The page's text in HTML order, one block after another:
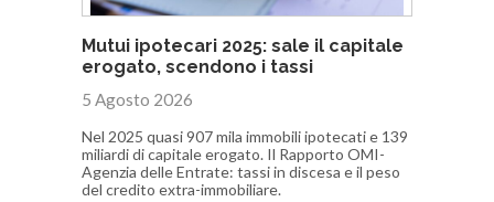
Mutui ipotecari 2025: sale il capitale
erogato, scendono i tassi
5 Agosto 2026
Nel 2025 quasi 907 mila immobili ipotecati e 139
miliardi di capitale erogato. Il Rapporto OMI-
Agenzia delle Entrate: tassi in discesa e il peso
del credito extra-immobiliare.